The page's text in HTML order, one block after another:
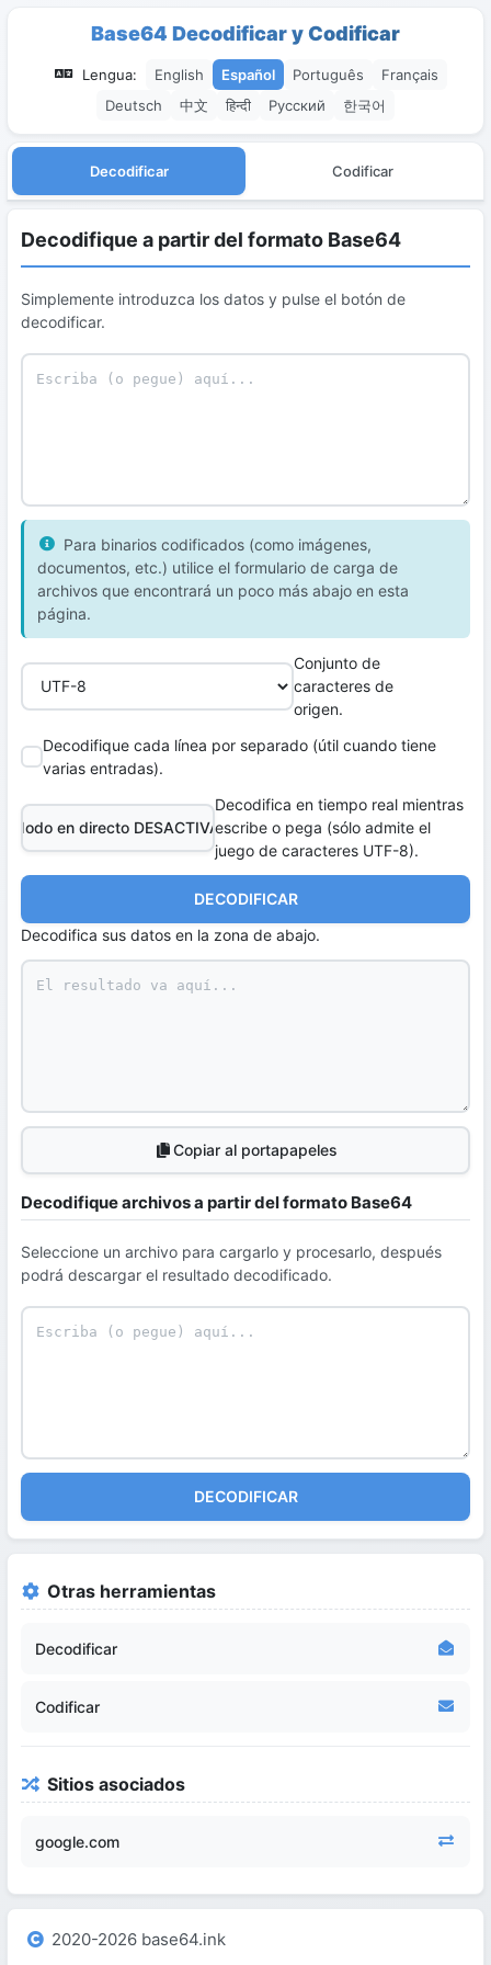
Base64 Decodificar y Codificar
Lengua: English Español Português
Français
Deutsch
中文 हिन्दी Русский 한국어
Decodificar Codificar
Decodifique a partir del formato Base64
Simplemente introduzca los datos y pulse el botón de
decodificar.
Para binarios codificados (como imágenes,
documentos, etc.) utilice el formulario de carga de
archivos que encontrará un poco más abajo en esta
página.
Conjunto de
caracteres de
origen.
Decodifique cada línea por separado (útil cuando tiene
varias entradas).
Modo en directo DESACTIVADO
Decodifica en tiempo real mientras
escribe o pega (sólo admite el
juego de caracteres UTF-8).
DECODIFICAR
Decodifica sus datos en la zona de abajo.
Copiar al portapapeles
Decodifique archivos a partir del formato Base64
Seleccione un archivo para cargarlo y procesarlo, después
podrá descargar el resultado decodificado.
DECODIFICAR
Otras herramientas
Decodificar
Codificar
Sitios asociados
google.com
2020-2026 base64.ink